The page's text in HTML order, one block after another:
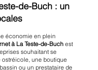
de-Buch : un
économie en plein
à La Teste-de-Buch est
souhaitant se
une boutique
ou un prestataire de